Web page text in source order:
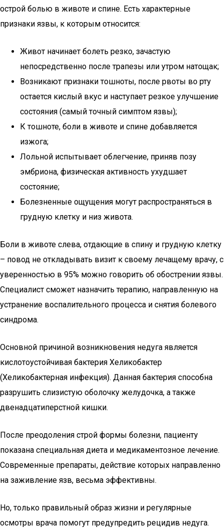
острой болью в животе и спине. Есть характерные
признаки язвы, к которым относится:
Живот начинает болеть резко, зачастую
непосредственно после трапезы или утром натощак;
Возникают признаки тошноты, после рвоты во рту
остается кислый вкус и наступает резкое улучшение
состояния (самый точный симптом язвы);
К тошноте, боли в животе и спине добавляется
изжога;
Лольной испытывает облегчение, приняв позу
эмбриона, физическая активность ухудшает
состояние;
Болезненные ощущения могут распространяться в
грудную клетку и низ живота.
Боли в животе слева, отдающие в спину и грудную клетку
– повод не откладывать визит к своему лечащему врачу, с
уверенностью в 95% можно говорить об обострении язвы.
Специалист сможет назначить терапию, направленную на
устранение воспалительного процесса и снятия болевого
синдрома.
Основной причиной возникновения недуга является
кислотоустойчивая бактерия Хеликобактер
(Хеликобактерная инфекция). Данная бактерия способна
разрушить слизистую оболочку желудочка, а также
двенадцатиперстной кишки.
После преодоления строй формы болезни, пациенту
показана специальная диета и медикаментозное лечение.
Современные препараты, действие которых направленно
на заживление язв, весьма эффективны.
Но, только правильный образ жизни и регулярные
осмотры врача помогут предупредить рецидив недуга.